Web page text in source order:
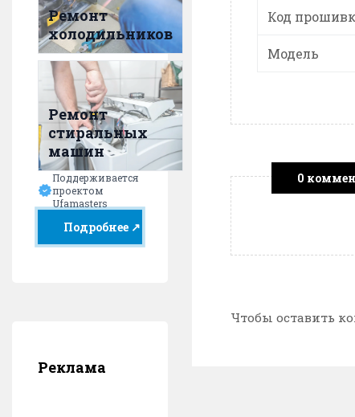
Ремонт
холодильников
Ремонт
стиральных
машин
Поддерживается
проектом
Ufamasters
Подробнее ↗
Реклама
Код
Модель
0
Чтобы оставить